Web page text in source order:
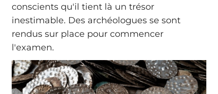
conscients qu'il tient là un trésor
inestimable. Des archéologues se sont
rendus sur place pour commencer
l'examen.